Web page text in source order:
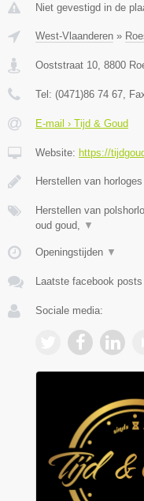
Niet gevestigd in de
West-Vlaanderen »
Ooststraat 10 8800
Tel: (0471)86 74 67 ,
E-mail › Tijd & Goud
Website: https://
Herstellen van horloges
Herstellen van
oud goud,
▼
Openingstijden ▼
Laatste facebook posts
Sociale media: